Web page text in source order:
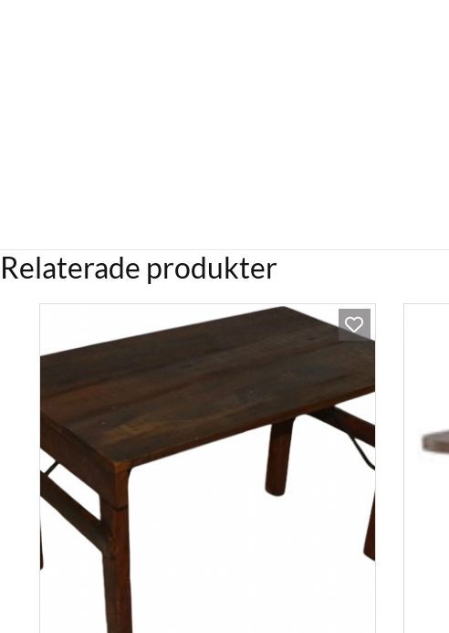
Relaterade produkter